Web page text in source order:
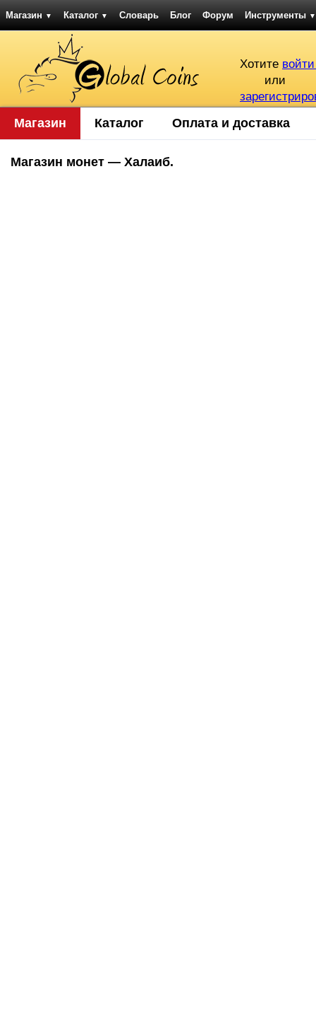
Магазин ▼ Каталог ▼ Словарь Блог Форум Инструменты ▼
Хотите
или
Магазин Каталог Оплата и доставка
Магазин монет — Халаиб.